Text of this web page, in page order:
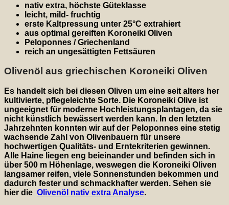
nativ extra, höchste Güteklasse
leicht, mild- fruchtig
erste Kaltpressung unter 25°C extrahiert
aus optimal gereiften Koroneiki Oliven
Peloponnes / Griechenland
reich an ungesättigten Fettsäuren
Olivenöl aus griechischen Koroneiki Oliven
Es handelt sich bei diesen Oliven um eine seit alters her
kultivierte, pflegeleichte Sorte. Die Koroneiki Olive ist
ungeeignet für moderne Hochleistungsplantagen, da sie
nicht künstlich bewässert werden kann. In den letzten
Jahrzehnten konnten wir auf der Peloponnes eine stetig
wachsende Zahl von Olivenbauern für unsere
hochwertigen Qualitäts- und Erntekriterien gewinnen.
Alle Haine liegen eng beieinander und befinden sich in
über 500 m Höhenlage, weswegen die Koroneiki Oliven
langsamer reifen, viele Sonnenstunden bekommen und
dadurch fester und schmackhafter werden. Sehen sie
hier die Olivenöl nativ extra Analyse.